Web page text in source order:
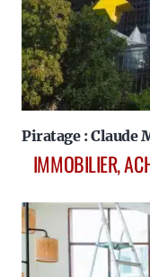
Piratage : Claude
IMMOBILIER,